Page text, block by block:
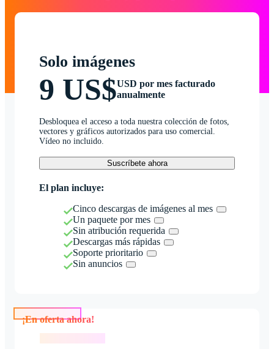
Solo imágenes
9 US$USD por mes facturado
anualmente
Desbloquea el acceso a toda nuestra colección de fotos,
vectores y gráficos autorizados para uso comercial.
Vídeo no incluido.
Suscríbete ahora
El plan incluye:
Cinco descargas de imágenes al mes
Un paquete por mes
Sin atribución requerida
Descargas más rápidas
Soporte prioritario
Sin anuncios